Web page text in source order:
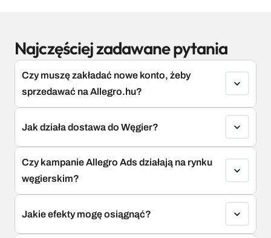
Najczęściej zadawane pytania
Czy muszę zakładać nowe konto, żeby
sprzedawać na Allegro.hu?
Jak działa dostawa do Węgier?
Czy kampanie Allegro Ads działają na rynku
węgierskim?
Jakie efekty mogę osiągnąć?